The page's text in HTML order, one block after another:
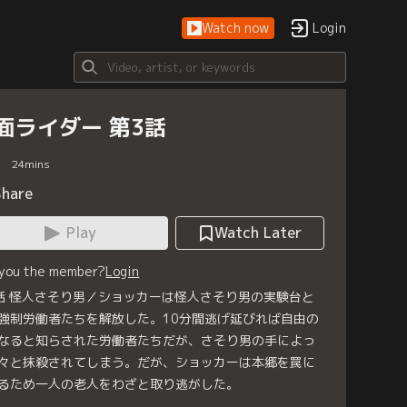
Watch now Login
ライダー 第3話
24mins
Play
Watch Later
the member?Login
怪人さそり男／ショッカーは怪人さそり男の実験台と
制労働者たちを解放した。10分間逃げ延びれば自由の
ると知らされた労働者たちだが、さそり男の手によっ
と抹殺されてしまう。だが、ショッカーは本郷を罠に
ため一人の老人をわざと取り逃がした。